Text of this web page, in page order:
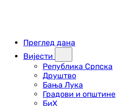
Преглед дана
Вијести
Република Српска
Друштво
Бања Лука
Градови и општине
БиХ